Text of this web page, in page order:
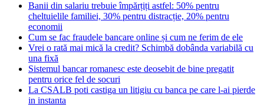
Banii din salariu trebuie împărțiți astfel: 50% pentru
cheltuielile familiei, 30% pentru distracție, 20% pentru
economii
Cum se fac fraudele bancare online și cum ne ferim de ele
Vrei o rată mai mică la credit? Schimbă dobânda variabilă cu
una fixă
Sistemul bancar romanesc este deosebit de bine pregatit
pentru orice fel de socuri
La CSALB poti castiga un litigiu cu banca pe care l-ai pierde
in instanta